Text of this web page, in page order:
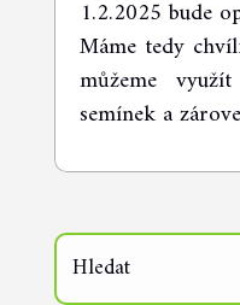
1.2.2025 bude
Máme tedy
můžeme
semínek a